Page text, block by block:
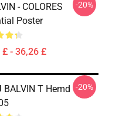
- COLORES
Poster
£ - 36,26 £
-20%
BALVIN T Hemd
-20%